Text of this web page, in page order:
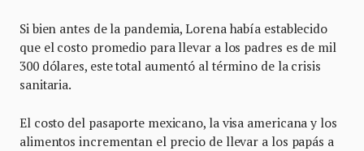
Si bien antes de la pandemia, Lorena había establecido
que el costo promedio para llevar a los padres es de mil
300 dólares, este total aumentó al término de la crisis
sanitaria.
El costo del pasaporte mexicano, la visa americana y los
alimentos incrementan el precio de llevar a los papás a